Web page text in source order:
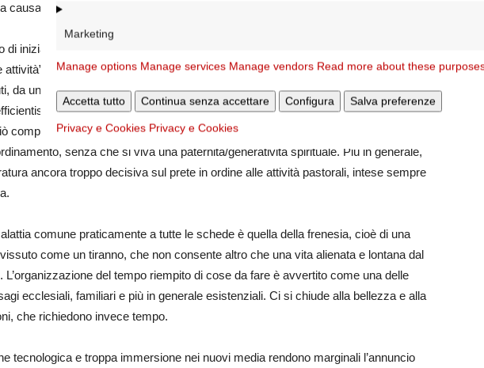
Marketing
Manage options Manage services Manage vendors Read more about these
Accetta tutto Continua senza accettare Configura Salva preferenze
Privacy e Cookies Privacy e Cookies
causa del quale questa frattura sembra essere particolarmente dolorosa.
iniziative pastorali, molto frammentate e non organicamente pensate (“inutile
attività”), che non danno continuità (“si passa da un incontro all’altro senza
da una proposta all’altra senza rimanerne coinvolti”). In alcuni casi, troppa
per cui lo spazio per la gratuità e il non preventivabile rimane scarso o
comporta una certa defigurazione del ministero pastorale, ridotto a volte a ruoli di
senza che si viva una paternità/generatività spirituale. Più in generale,
ancora troppo decisiva sul prete in ordine alle attività pastorali, intese sempre
comune praticamente a tutte le schede è quella della frenesia, cioè di una
come un tiranno, che non consente altro che una vita alienata e lontana dal
L’organizzazione del tempo riempito di cose da fare è avvertito come una delle
ecclesiali, familiari e più in generale esistenziali. Ci si chiude alla bellezza e alla
che richiedono invece tempo.
tecnologica e troppa immersione nei nuovi media rendono marginali l’annuncio